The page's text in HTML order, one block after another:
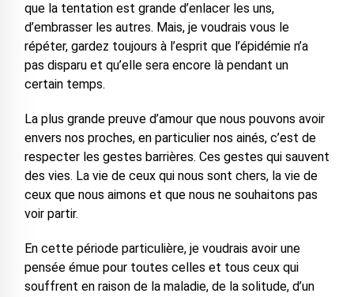
que la tentation est grande d’enlacer les uns,
d’embrasser les autres. Mais, je voudrais vous le
répéter, gardez toujours à l’esprit que l’épidémie n’a
pas disparu et qu’elle sera encore là pendant un
certain temps.
La plus grande preuve d’amour que nous pouvons avoir
envers nos proches, en particulier nos ainés, c’est de
respecter les gestes barrières. Ces gestes qui sauvent
des vies. La vie de ceux qui nous sont chers, la vie de
ceux que nous aimons et que nous ne souhaitons pas
voir partir.
En cette période particulière, je voudrais avoir une
pensée émue pour toutes celles et tous ceux qui
souffrent en raison de la maladie, de la solitude, d’un